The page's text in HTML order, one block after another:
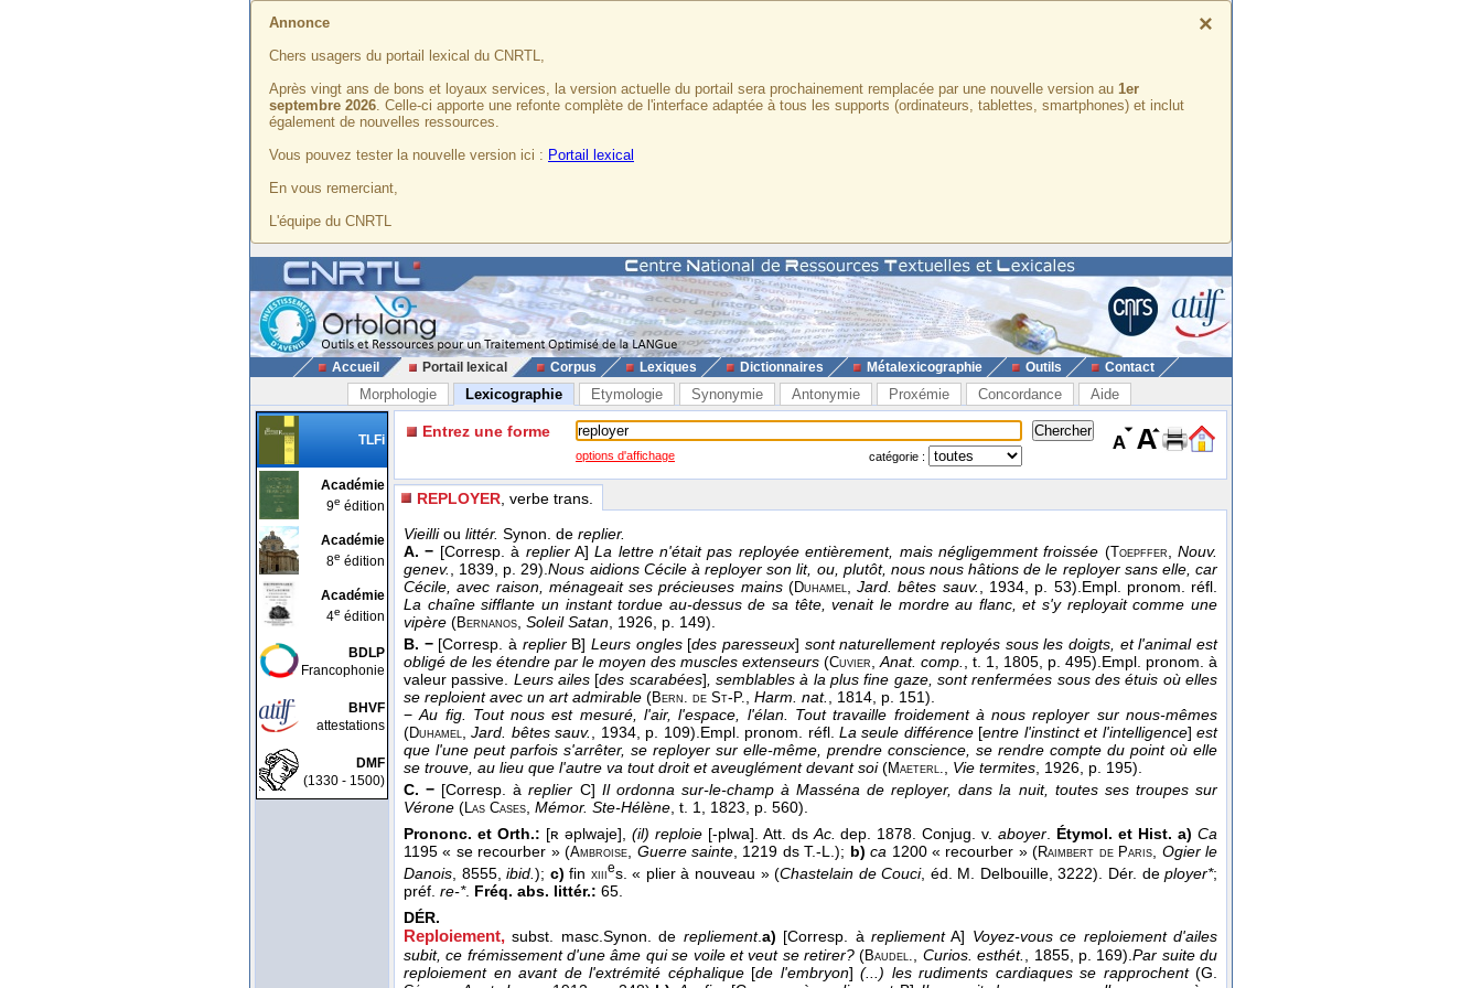
×
Annonce
Chers usagers du portail lexical du CNRTL,
Après vingt ans de bons et loyaux services, la version actuelle du portail sera prochainement remplacée par une nouvelle version au 1er
septembre 2026. Celle-ci apporte une refonte complète de l'interface adaptée à tous les supports (ordinateurs, tablettes, smartphones) et inclut
également de nouvelles ressources.
Vous pouvez tester la nouvelle version ici : Portail lexical
En vous remerciant,
L'équipe du CNRTL
Accueil Portail lexical Corpus Lexiques Dictionnaires Métalexicographie Outils Contact
Morphologie Lexicographie Etymologie Synonymie Antonymie Proxémie Concordance Aide
TLFi
Académie
9e édition
Académie
8e édition
Académie
4e édition
BDLP
Francophonie
BHVF
attestations
DMF
(1330 - 1500)
Entrez une forme
options d'affichage catégorie :
REPLOYER , verbe trans.
Vieilliou littér. Synon. de replier.
A. − [Corresp. à replierA] La lettre n'était pas reployée entièrement, mais négligemment froissée ( Toepffer, Nouv.
genev., 1839, p. 29).Nous aidions Cécile à reployer son lit, ou, plutôt, nous nous hâtions de le reployer sans elle, car
Cécile, avec raison, ménageait ses précieuses mains(Duhamel,Jard. bêtes sauv., 1934, p. 53).Empl. pronom. réfl.
La chaîne sifflante un instant tordue au-dessus de sa tête, venait le mordre au flanc, et s'y reployait comme une
vipère (Bernanos, Soleil Satan, 1926, p. 149).
B. − [Corresp. à replierB] Leurs ongles [des paresseux] sont naturellement reployés sous les doigts, et l'animal est
obligé de les étendre par le moyen des muscles extenseurs (Cuvier,Anat. comp., t. 1, 1805, p. 495).Empl. pronom. à
valeur passive. Leurs ailes [des scarabées], semblables à la plus fine gaze, sont renfermées sous des étuis où elles
se reploient avec un art admirable (Bern. de St- P., Harm. nat., 1814, p. 151).
−Au fig. Tout nous est mesuré, l'air, l'espace, l'élan. Tout travaille froidement à nous reployer sur nous-mêmes
(Duhamel,Jard. bêtes sauv., 1934, p. 109).Empl. pronom. réfl. La seule différence [entre l'instinct et l'intelligence] est
que l'une peut parfois s'arrêter, se reployer sur elle-même, prendre conscience, se rendre compte du point où elle
se trouve, au lieu que l'autre va tout droit et aveuglément devant soi(Maeterl., Vie termites, 1926, p. 195).
C. − [Corresp. àreplier C] Il ordonna sur-le-champ à Masséna de reployer, dans la nuit, toutes ses troupes sur
Vérone (Las Cases, Mémor. Ste-Hélène, t. 1, 1823, p. 560).
Prononc. et Orth.: [ʀ əplwaje], (il) reploie[-plwa]. Att. dsAc. dep. 1878. Conjug. v.aboyer. Étymol. et Hist. a)Ca
1195 « se recourber » (Ambroise, Guerre sainte, 1219 ds T.-L.); b)ca 1200 « recourber » (Raimbert de Paris, Ogier le
Danois , 8555,ibid.); c) fin xiiies. « plier à nouveau » (Chastelain de Couci, éd. M. Delbouille, 3222). Dér. deployer*;
préf. re-*. Fréq. abs. littér.: 65.
DÉR.
Reploiement, subst. masc. Synon. de repliement.a) [Corresp. à repliementA] Voyez-vous ce reploiement d'ailes
subit, ce frémissement d'une âme qui se voile et veut se retirer? (Baudel. Curios. esthét. , 1855, p. 169).Par suite du
reploiement en avant de l'extrémité céphalique [de l'embryon] (...) les rudiments cardiaques se rapprochent(G.